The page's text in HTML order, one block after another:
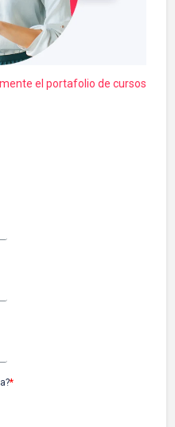
el portafolio de cursos
*